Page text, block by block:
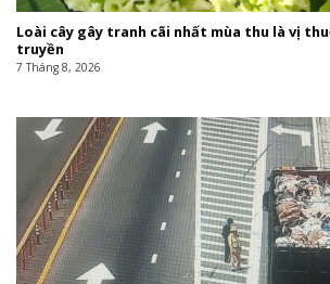
Loài cây gây tranh cãi nhất mùa thu là vị
truyền
7 Tháng 8, 2026